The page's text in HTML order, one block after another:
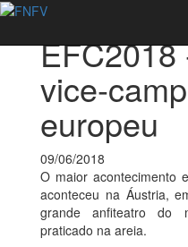
EFC2018
vice-
europeu
09/06/2018
O maior acontecimento
aconteceu na Áustria,
grande anfiteatro do
praticado na areia.